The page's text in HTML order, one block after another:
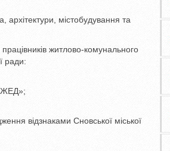
архітектури, містобудування та
житлово-комунального
ради:
ЖЕД»;
відзнаками Сновської міської